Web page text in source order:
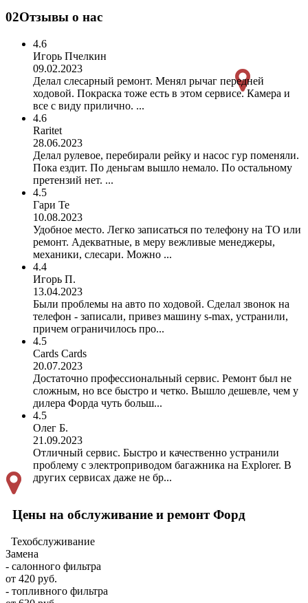
02Отзывы о нас
4.6
Игорь Пчелкин
09.02.2023
Делал слесарный ремонт. Менял рычаг передней
ходовой. Покраска тоже есть в этом сервисе. Камера и
все с виду прилично. ...
4.6
Raritet
28.06.2023
Делал рулевое, перебирали рейку и насос гур поменяли.
Пока ездит. По деньгам вышло немало. По остальному
претензий нет. ...
4.5
Гари Те
10.08.2023
Удобное место. Легко записаться по телефону на ТО или
ремонт. Адекватные, в меру вежливые менеджеры,
механики, слесари. Можно ...
4.4
Игорь П.
13.04.2023
Были проблемы на авто по ходовой. Сделал звонок на
телефон - записали, привез машину s-max, устранили,
причем ограничилось про...
4.5
Cards Cards
20.07.2023
Достаточно профессиональный сервис. Ремонт был не
сложным, но все быстро и четко. Вышло дешевле, чем у
дилера Форда чуть больш...
4.5
Олег Б.
21.09.2023
Отличный сервис. Быстро и качественно устранили
проблему с электроприводом багажника на Explorer. В
других сервисах даже не бр...
Цены на обслуживание и ремонт Форд
Техобслуживание
Замена
- салонного фильтра
от 420 руб.
- топливного фильтра